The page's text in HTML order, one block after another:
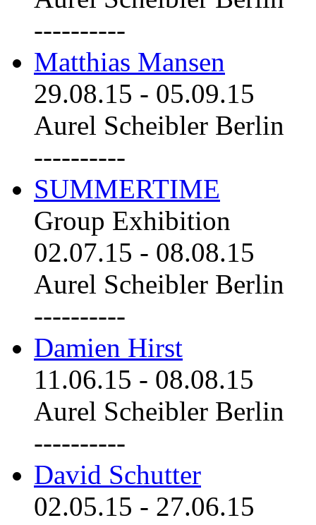
----------
Matthias Mansen
29.08.15 - 05.09.15
Aurel Scheibler Berlin
----------
SUMMERTIME
Group Exhibition
02.07.15 - 08.08.15
Aurel Scheibler Berlin
----------
Damien Hirst
11.06.15 - 08.08.15
Aurel Scheibler Berlin
----------
David Schutter
02.05.15 - 27.06.15